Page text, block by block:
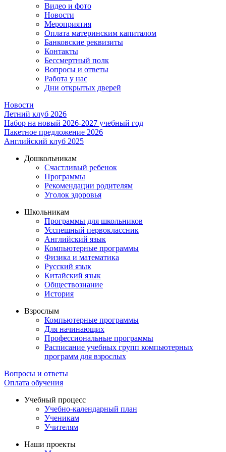
Видео и фото
Новости
Мероприятия
Оплата материнским капиталом
Банковские реквизиты
Контакты
Бессмертный полк
Вопросы и ответы
Работа у нас
Дни открытых дверей
Новости
Летний клуб 2026
Набор на новый 2026-2027 учебный год
Пакетное предложение 2026
Английский клуб 2025
Дошкольникам
Счастливый ребенок
Программы
Рекомендации родителям
Уголок здоровья
Школьникам
Программы для школьников
Усспешный первоклассник
Английский язык
Компьютерные программы
Физика и математика
Русский язык
Китайский язык
Обществознание
История
Взрослым
Компьютерные программы
Для начинающих
Профессиональные программы
Расписание учебных групп компьютерных
программ для взрослых
Вопросы и ответы
Оплата обучения
Учебный процесс
Учебно-календарный план
Ученикам
Учителям
Наши проекты